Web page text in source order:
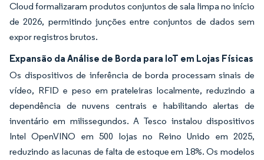
Cloud formalizaram produtos conjuntos de sala limpa no início
de 2026, permitindo junções entre conjuntos de dados sem
expor registros brutos.
Expansão da Análise de Borda para IoT em Lojas Físicas
Os dispositivos de inferência de borda processam sinais de
vídeo, RFID e peso em prateleiras localmente, reduzindo a
dependência de nuvens centrais e habilitando alertas de
inventário em milissegundos. A Tesco instalou dispositivos
Intel OpenVINO em 500 lojas no Reino Unido em 2025,
reduzindo as lacunas de falta de estoque em 18%. Os modelos